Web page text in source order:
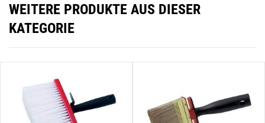
WEITERE PRODUKTE AUS DIESER
KATEGORIE